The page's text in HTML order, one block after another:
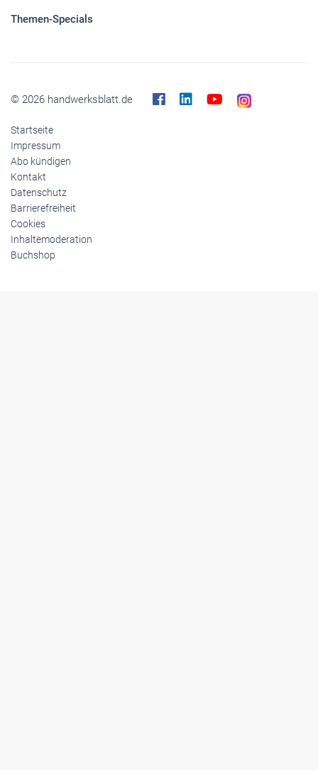
Themen-Specials
© 2026 handwerksblatt.de
Startseite
Impressum
Abo kündigen
Kontakt
Datenschutz
Barrierefreiheit
Cookies
Inhaltemoderation
Buchshop